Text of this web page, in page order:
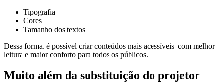
Tipografia
Cores
Tamanho dos textos
Dessa forma, é possível criar conteúdos mais acessíveis, com melhor
leitura e maior conforto para todos os públicos.
Muito além da substituição do projetor